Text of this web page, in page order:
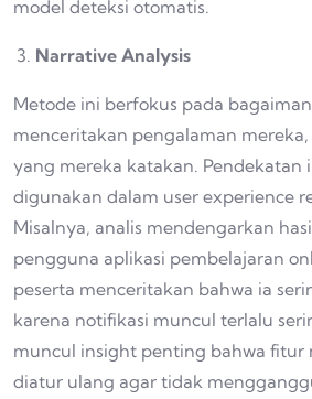
model deteksi otomatis.
Narrative Analysis
Metode ini berfokus pada
menceritakan pengalaman
yang mereka katakan. Pendekatan
digunakan dalam user experience
Misalnya, analis mendengarkan
pengguna aplikasi pembelajaran
peserta menceritakan bahwa ia
karena notifikasi muncul terlalu
muncul insight penting bahwa fitur
diatur ulang agar tidak